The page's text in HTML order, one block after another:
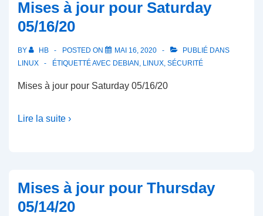
Mises à jour pour Saturday
05/16/20
BY HB POSTED ON MAI 16, 2020
PUBLIÉ DANS
LINUX
ÉTIQUETTÉ AVEC DEBIAN , LINUX, SÉCURITÉ
Mises à jour pour Saturday 05/16/20
Lire la suite ›
Mises à jour pour Thursday
05/14/20